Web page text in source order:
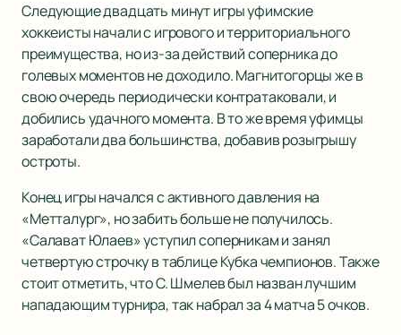
Следующие двадцать минут игры уфимские
хоккеисты начали с игрового и территориального
преимущества, но из-за действий соперника до
голевых моментов не доходило. Магнитогорцы же в
свою очередь периодически контратаковали, и
добились удачного момента. В то же время уфимцы
заработали два большинства, добавив розыгрышу
остроты.
Конец игры начался с активного давления на
«Метталург», но забить больше не получилось.
«Салават Юлаев» уступил соперникам и занял
четвертую строчку в таблице Кубка чемпионов. Также
стоит отметить, что С. Шмелев был назван лучшим
нападающим турнира, так набрал за 4 матча 5 очков.